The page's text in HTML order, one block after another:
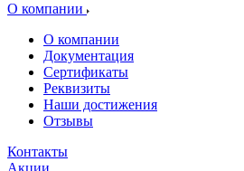
О компании
О компании
Документация
Сертификаты
Реквизиты
Наши достижения
Отзывы
Контакты
Акции